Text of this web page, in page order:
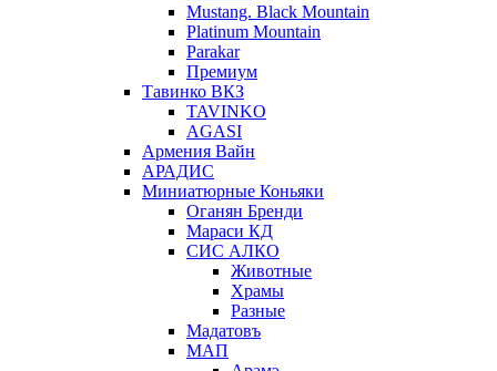
Mustang. Black Mountain
Platinum Mountain
Parakar
Премиум
Тавинко ВКЗ
TAVINKO
AGASI
Армения Вайн
АРАДИС
Миниатюрные Коньяки
Оганян Бренди
Мараси КД
СИС АЛКО
Животные
Храмы
Разные
Мадатовъ
МАП